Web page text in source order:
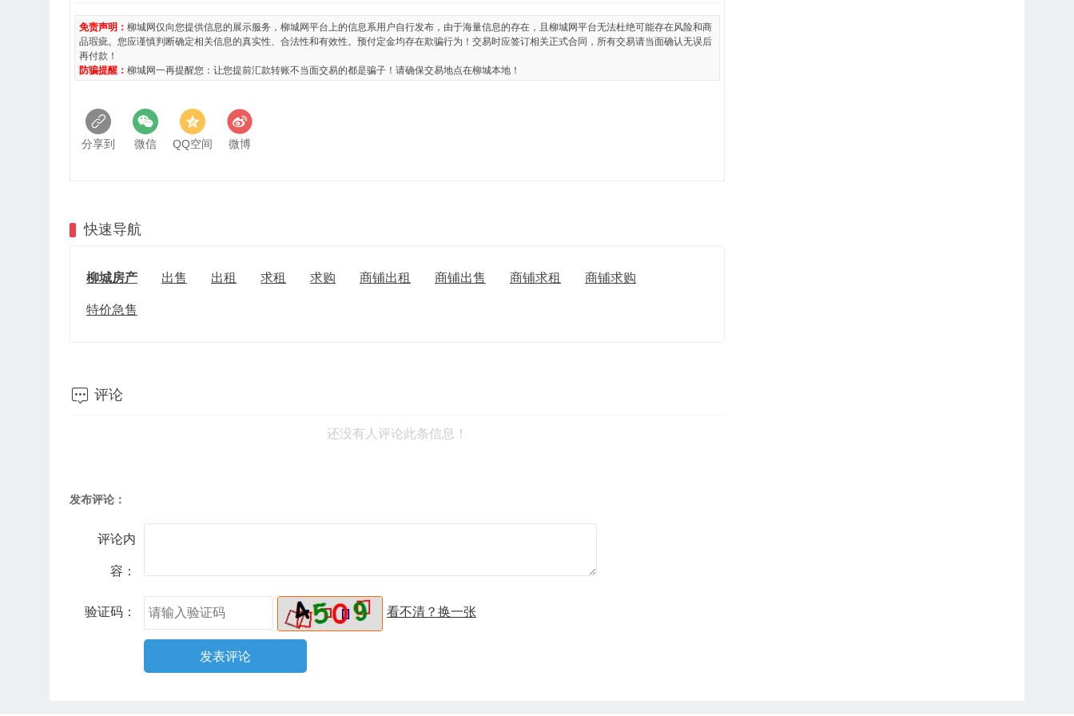
免责声明： 柳城网仅向您提供信息的展示服务，柳城网平台上的信息系用户自行发布，由于海量信息的存在，且柳城网平台无法杜绝可能存在风险和商
品瑕疵。您应谨慎判断确定相关信息的真实性、合法性和有效性。预付定金均存在欺骗行为！交易时应签订相关正式合同，所有交易请当面确认无误后
再付款！
防骗提醒： 柳城网一再提醒您：让您提前汇款转账不当面交易的都是骗子！请确保交易地点在柳城本地！
分享到 微信 QQ空间 微博
快速导航
柳城房产 出售 出租 求租 求购 商铺出租 商铺出售 商铺求租 商铺求购
特价急售
 评论
还没有人评论此条信息！
发布评论：
评论内
容：
验证码： 看不清？换一张